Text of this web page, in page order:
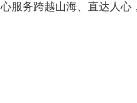
心服务跨越山海、直达人心